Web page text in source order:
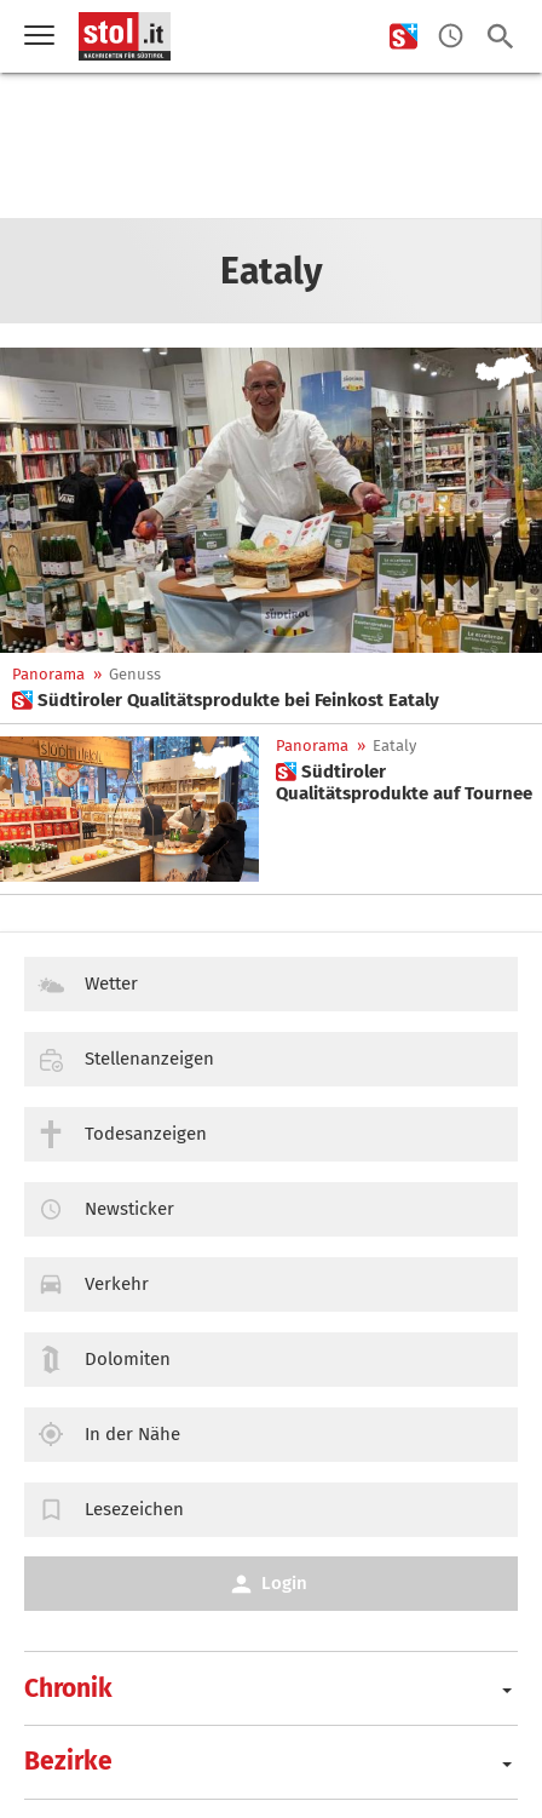
Eataly
Panorama » Genuss
 Südtiroler Qualitätsprodukte bei Feinkost Eataly
Panorama » Eataly
 Südtiroler
Qualitätsprodukte auf Tournee
Chronik
Bezirke
Wetter
Stellenanzeigen
Todesanzeigen
Newsticker
Verkehr
Dolomiten
In der Nähe
Lesezeichen
Login